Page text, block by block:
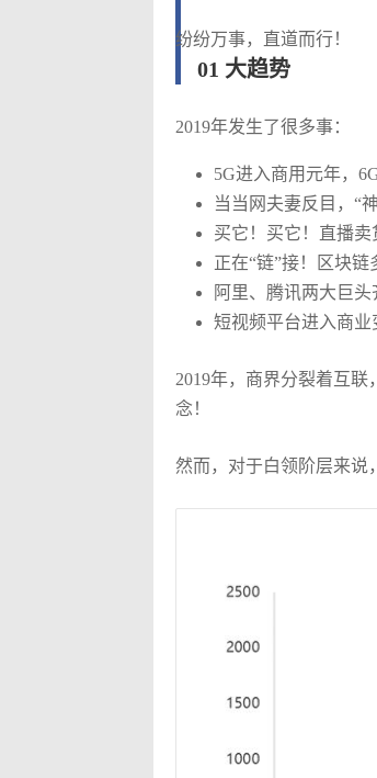
纷纷万事，直道而行！
01 大趋势
2019年发生了很多事：
5G进入商用元年，
当当网夫妻反目，“
买它！买它！直播
正在“链”接！区块链
阿里、腾讯两大巨头
短视频平台进入商业
2019年，商界分裂着互
念！
然而，对于白领阶层来